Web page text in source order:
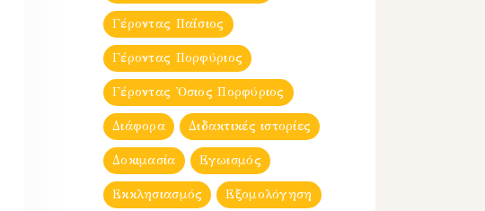
Γέροντας Παΐσιος
Γέροντας Πορφύριος
Γέροντας Ὀσιος Πορφύριος
Διάφορα Διδακτικές ιστορίες
Δοκιμασία Εγωισμός
Εκκλησιασμός Εξομολόγηση